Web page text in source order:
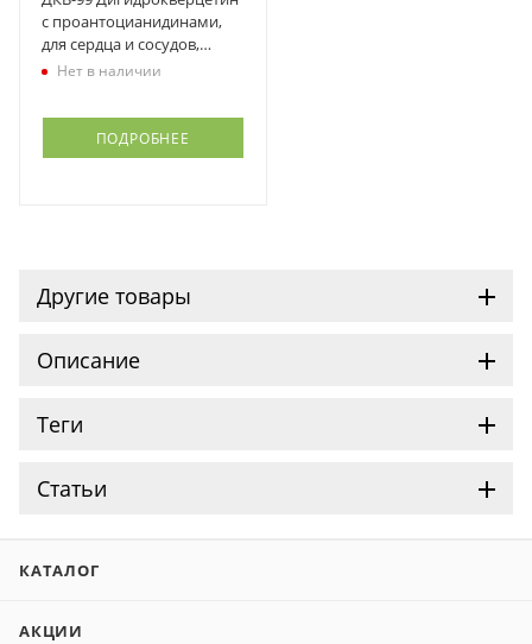
с проантоцианидинами,
для сердца и сосудов,
Витактив-99
Нет в наличии
ПОДРОБНЕЕ
Другие товары
Описание
Теги
Статьи
КАТАЛОГ
АКЦИИ